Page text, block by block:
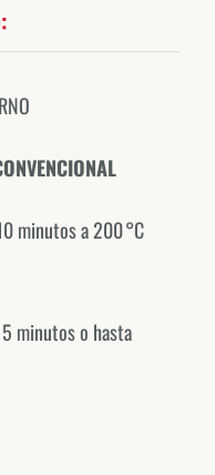
minutos a 200 °C
minutos o hasta
PROFILES